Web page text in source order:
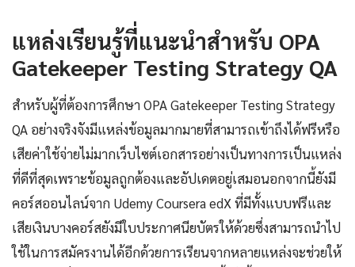
แหล่งเรียนรู้ที่แนะนำสำหรับ OPA
Gatekeeper Testing Strategy QA
สำหรับผู้ที่ต้องการศึกษา OPA Gatekeeper Testing Strategy
QA อย่างจริงจังมีแหล่งข้อมูลมากมายที่สามารถเข้าถึงได้ฟรีหรือ
เสียค่าใช้จ่ายไม่มากเว็บไซต์เอกสารอย่างเป็นทางการเป็นแหล่ง
ที่ดีที่สุดเพราะข้อมูลถูกต้องและอัปเดตอยู่เสมอนอกจากนี้ยังมี
คอร์สออนไลน์จาก Udemy Coursera edX ที่มีทั้งแบบฟรีและ
เสียเงินบางคอร์สยังมีใบประกาศนียบัตรให้ด้วยซึ่งสามารถนำไป
ใช้ในการสมัครงานได้อีกด้วยการเรียนจากหลายแหล่งจะช่วยให้